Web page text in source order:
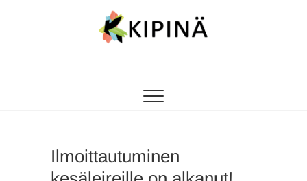
Ilmoittautuminen